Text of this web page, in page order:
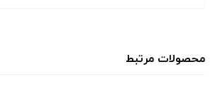
محصولات مرتبط